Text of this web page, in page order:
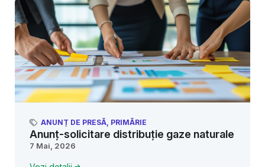
ANUNȚ DE PRESĂ, PRIMĂRIE
Anunț-solicitare distribuție gaze naturale
7 Mai, 2026